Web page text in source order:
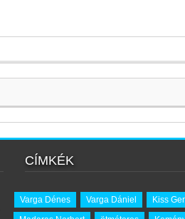
CÍMKÉK
Varga Dénes Varga Dániel Kiss